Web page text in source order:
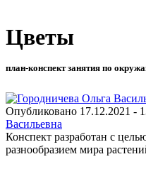
Цветы
план-конспект занятия по
Опубликовано 17.12.2021 -
Васильевна
Конспект разработан с
разнообразием мира